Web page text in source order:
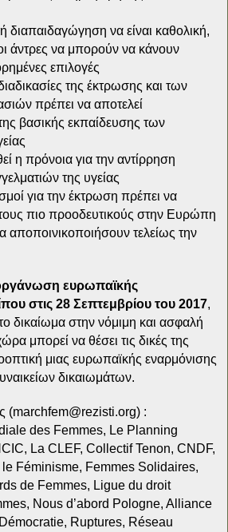
διαπαιδαγώγηση να είναι καθολική,
άντρες να μπορούν να κάνουν
επιλογές
της έκτρωσης και των
πρέπει να αποτελεί
βασικής εκπαίδευσης των
η πρόνοια για την αντίρρηση
της υγείας
για την έκτρωση πρέπει να
πιο προοδευτικούς στην Ευρώπη
αποποινικοποιήσουν τελείως την
ευρωπαϊκής
στις 28 Σεπτεμβρίου του 2017,
δικαίωμα στην νόμιμη και ασφαλή
μπορεί να θέσει τις δικές της
μιας ευρωπαϊκής εναρμόνισης
δικαιωμάτων.
(marchfem@rezisti.org) :
des Femmes, Le Planning
La CLEF, Collectif Tenon, CNDF,
le Féminisme, Femmes Solidaires,
de Femmes, Ligue du droit
Nous d’abord Pologne, Alliance
Ruptures, Réseau